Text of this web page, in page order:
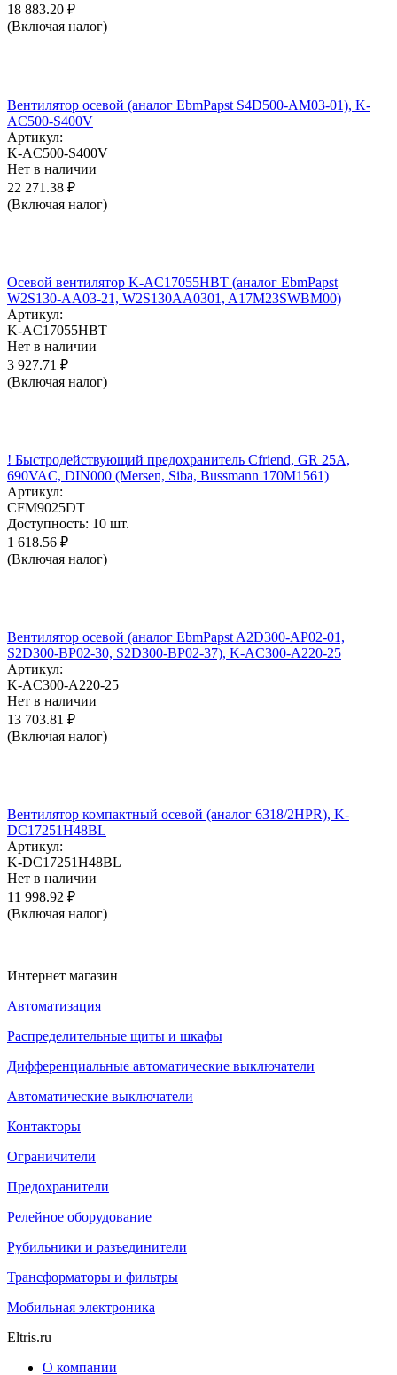
18 883.20 ₽
(Включая налог)
Вентилятор осевой (аналог EbmPapst S4D500-AM03-01), K-
AC500-S400V
Артикул:
K-AC500-S400V
Нет в наличии
22 271.38 ₽
(Включая налог)
Осевой вентилятор K-AC17055HBT (аналог EbmPapst
W2S130-AA03-21, W2S130AA0301, A17M23SWBM00)
Артикул:
K-AC17055HBT
Нет в наличии
3 927.71 ₽
(Включая налог)
! Быстродействующий предохранитель Cfriend, GR 25А,
690VAC, DIN000 (Mersen, Siba, Bussmann 170M1561)
Артикул:
CFM9025DT
Доступность: 10 шт.
1 618.56 ₽
(Включая налог)
Вентилятор осевой (аналог EbmPapst A2D300-AP02-01,
S2D300-BP02-30, S2D300-BP02-37), K-AC300-A220-25
Артикул:
K-AC300-A220-25
Нет в наличии
13 703.81 ₽
(Включая налог)
Вентилятор компактный осевой (аналог 6318/2HPR), K-
DC17251H48BL
Артикул:
K-DC17251H48BL
Нет в наличии
11 998.92 ₽
(Включая налог)
Интернет магазин
Автоматизация
Распределительные щиты и шкафы
Дифференциальные автоматические выключатели
Автоматические выключатели
Контакторы
Ограничители
Предохранители
Релейное оборудование
Рубильники и разъединители
Трансформаторы и фильтры
Мобильная электроника
Eltris.ru
О компании